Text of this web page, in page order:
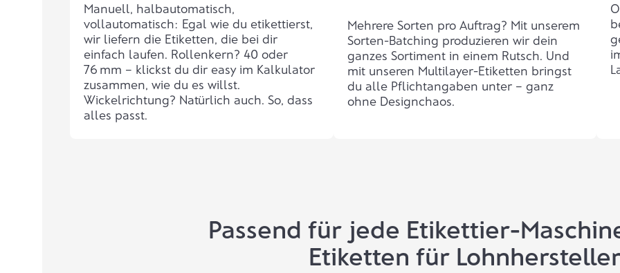
Manuell, halbautomatisch,
vollautomatisch: Egal wie du etikettierst,
wir liefern die Etiketten, die bei dir
einfach laufen. Rollenkern? 40 oder
76 mm – klickst du dir easy im Kalkulator
zusammen, wie du es willst.
Wickelrichtung? Natürlich auch. So, dass
alles passt.
Mehrere Sorten pro Auftrag? Mit unserem
Sorten-Batching produzieren wir dein
ganzes Sortiment in einem Rutsch. Und
mit unseren Multilayer-Etiketten bringst
du alle Pflichtangaben unter – ganz
ohne Designchaos.
Passend für jede Etikettier-
Etiketten für